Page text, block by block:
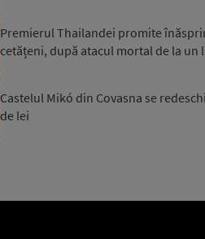
Premierul Thailandei promite
cetățeni, după atacul mortal de la un
Castelul Mikó din Covasna se
de lei